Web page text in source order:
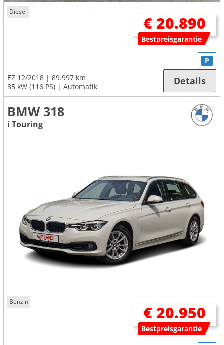
Diesel
€ 20.890
Bestpreisgarantie
EZ 12/2018
89.997 km
85 kW (116 PS)
Automatik
P
Details
BMW 318
i Touring
Benzin
€ 20.950
Bestpreisgarantie